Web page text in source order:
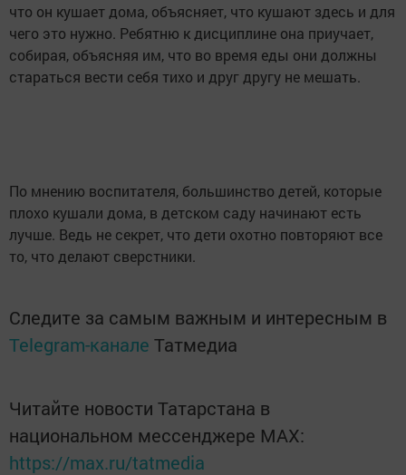
что он кушает дома, объясняет, что кушают здесь и для
чего это нужно. Ребятню к дисциплине она приучает,
собирая, объясняя им, что во время еды они должны
стараться вести себя тихо и друг другу не мешать.
По мнению воспитателя, большинство детей, которые
плохо кушали дома, в детском саду начинают есть
лучше. Ведь не секрет, что дети охотно повторяют все
то, что делают сверстники.
Следите за самым важным и интересным в
Telegram-канале Татмедиа
Читайте новости Татарстана в
национальном мессенджере MАХ:
https://max.ru/tatmedia